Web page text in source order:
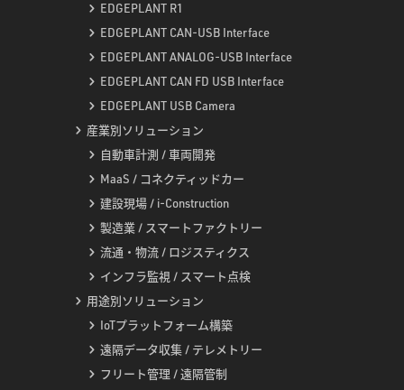
EDGEPLANT R1
EDGEPLANT CAN-USB Interface
EDGEPLANT ANALOG-USB Interface
EDGEPLANT CAN FD USB Interface
EDGEPLANT USB Camera
産業別ソリューション
自動車計測 / 車両開発
MaaS / コネクティッドカー
建設現場 / i-Construction
製造業 / スマートファクトリー
流通・物流 / ロジスティクス
インフラ監視 / スマート点検
用途別ソリューション
IoTプラットフォーム構築
遠隔データ収集 / テレメトリー
フリート管理 / 遠隔管制